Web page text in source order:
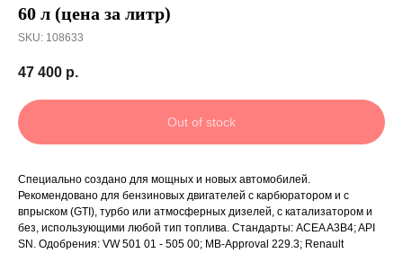
60 л (цена за литр)
SKU: 108633
47 400 р.
Out of stock
Специально создано для мощных и новых автомобилей.
Рекомендовано для бензиновых двигателей с карбюратором и с
впрыском (GTI), турбо или атмосферных дизелей, с катализатором и
без, использующими любой тип топлива. Стандарты: ACEA A3B4; API
SN. Одобрения: VW 501 01 - 505 00; MB-Approval 229.3; Renault